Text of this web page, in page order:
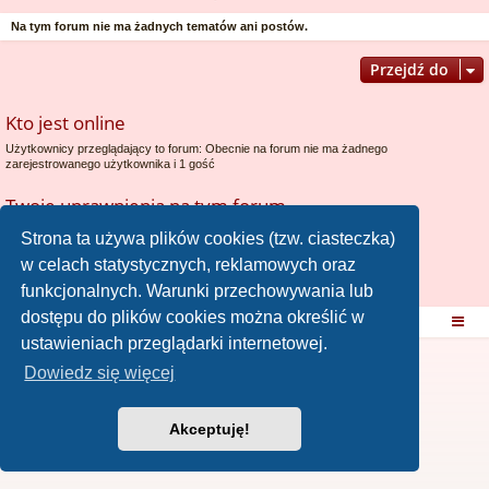
Strona ta używa plików cookies (tzw. ciasteczka)
w celach statystycznych, reklamowych oraz
funkcjonalnych. Warunki przechowywania lub
dostępu do plików cookies można określić w
ustawieniach przeglądarki internetowej.
Dowiedz się więcej
Akceptuję!
Na tym forum nie ma żadnych tematów ani postów.
Przejdź do
Kto jest online
Użytkownicy przeglądający to forum: Obecnie na forum nie ma żadnego
zarejestrowanego użytkownika i 1 gość
Twoje uprawnienia na tym forum
Nie możesz
tworzyć nowych tematów
Nie możesz odpowiadać w tematach
Nie możeszzmieniać swoich postów
usuwać swoich postów
Nie możeszdodawać załączników
Strona domowa Strona główna